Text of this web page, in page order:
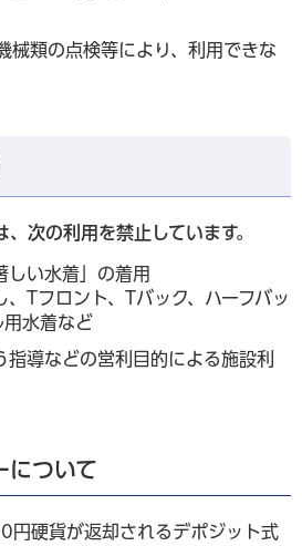
械類の点検等により、利用できな
次の利用を禁止しています。
しい水着」の着用
、Tフロント、Tバック、ハーフバッ
用水着など
指導などの営利目的による施設利
について
円硬貨が返却されるデポジット式